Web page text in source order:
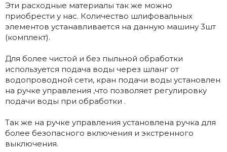
Эти расходные материалы так же можно
приобрести у нас. Количество шлифовальных
элементов устанавливается на данную машину 3шт
(комплект).
Для более чистой и без пыльной обработки
используется подача воды через шланг от
водопроводной сети, кран подачи воды установлен
на ручке управления ,что позволяет регулировку
подачи воды при обработки .
Так же на ручке управления установлена ручка для
более безопасного включения и экстренного
выключения.